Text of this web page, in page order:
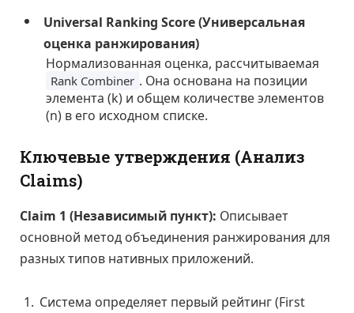
Universal Ranking Score (Универсальная
оценка ранжирования)
Нормализованная оценка, рассчитываемая
Rank Combiner . Она основана на позиции
элемента (k) и общем количестве элементов
(n) в его исходном списке.
Ключевые утверждения (Анализ
Claims)
Claim 1 (Независимый пункт): Описывает
основной метод объединения ранжирования для
разных типов нативных приложений.
Система определяет первый рейтинг (First